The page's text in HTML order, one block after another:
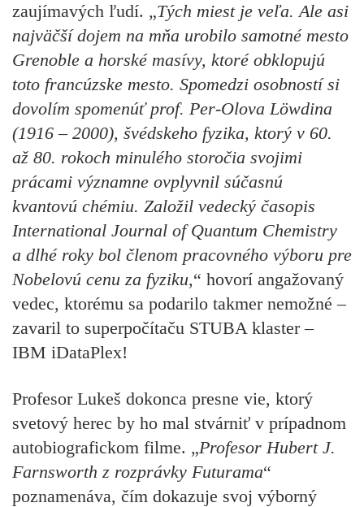
zaujímavých ľudí. „Tých miest je veľa. Ale asi
najväčší dojem na mňa urobilo samotné mesto
Grenoble a horské masívy, ktoré obklopujú
toto francúzske mesto. Spomedzi osobností si
dovolím spomenúť prof. Per-Olova Löwdina
(1916 – 2000), švédskeho fyzika, ktorý v 60.
až 80. rokoch minulého storočia svojimi
prácami významne ovplyvnil súčasnú
kvantovú chémiu. Založil vedecký časopis
International Journal of Quantum Chemistry
a dlhé roky bol členom pracovného výboru pre
Nobelovú cenu za fyziku,“ hovorí angažovaný
vedec, ktorému sa podarilo takmer nemožné –
zavaril to superpočítaču STUBA klaster–
IBM iDataPlex!
Profesor Lukeš dokonca presne vie, ktorý
svetový herec by ho mal stvárniť v prípadnom
autobiografickom filme. „Profesor Hubert J.
Farnsworth z rozprávky Futurama“
poznamenáva, čím dokazuje svoj výborný